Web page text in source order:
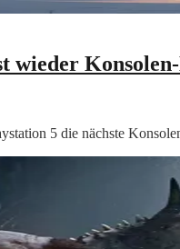
wieder
5 die nächste